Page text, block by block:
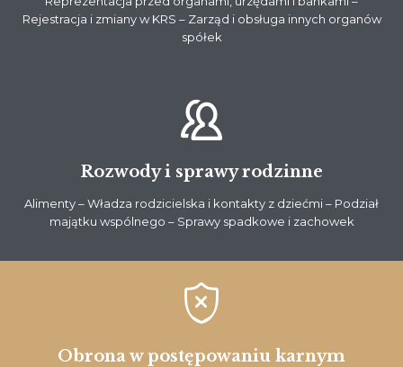
Rejestracja i zmiany w KRS – Zarząd i obsługa innych organów
spółek

Rozwody i sprawy rodzinne
Alimenty – Władza rodzicielska i kontakty z dziećmi – Podział
majątku wspólnego – Sprawy spadkowe i zachowek

Obrona w postępowaniu karnym